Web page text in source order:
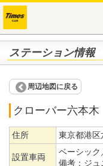
ステーション情報
周辺地図に戻る
クローバー六本木
住所 東京都港区
設置車両
ベーシッ
備考： ジュ